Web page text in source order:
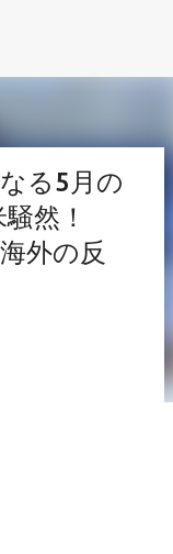
る5月の
然！
外の反